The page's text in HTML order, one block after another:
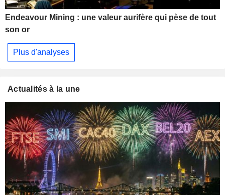
Endeavour Mining : une valeur aurifère qui pèse de tout
son or
Plus d'analyses
Actualités à la une